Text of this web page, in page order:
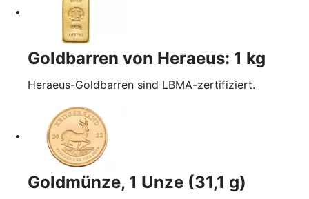
Goldbarren von Heraeus: 1 kg
Heraeus-Goldbarren sind LBMA-zertifiziert.
Goldmünze, 1 Unze (31,1 g)